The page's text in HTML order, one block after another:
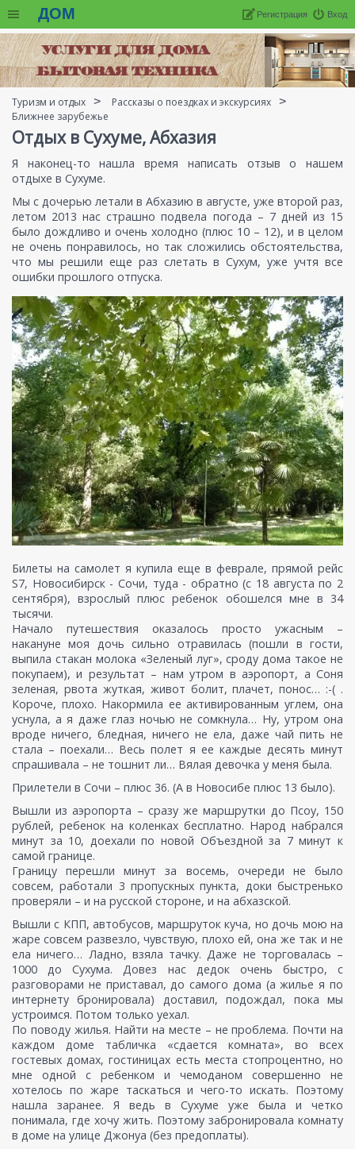
ДОМ Вход
Регистрация
Туризм и отдых
Рассказы о поездках и экскурсиях
Ближнее зарубежье
Отдых в Сухуме, Абхазия
Я наконец-то нашла время написать отзыв о нашем
отдыхе в Сухуме.
Мы с дочерью летали в Абхазию в августе, уже второй раз,
летом 2013 нас страшно подвела погода – 7 дней из 15
было дождливо и очень холодно (плюс 10 – 12), и в целом
не очень понравилось, но так сложились обстоятельства,
что мы решили еще раз слетать в Сухум, уже учтя все
ошибки прошлого отпуска.
Билеты на самолет я купила еще в феврале, прямой рейс
S7, Новосибирск - Сочи, туда - обратно (с 18 августа по 2
сентября), взрослый плюс ребенок обошелся мне в 34
тысячи.
Начало путешествия оказалось просто ужасным –
накануне моя дочь сильно отравилась (пошли в гости,
выпила стакан молока «Зеленый луг», сроду дома такое не
покупаем), и результат – нам утром в аэропорт, а Соня
зеленая, рвота жуткая, живот болит, плачет, понос… :-( .
Короче, плохо. Накормила ее активированным углем, она
уснула, а я даже глаз ночью не сомкнула… Ну, утром она
вроде ничего, бледная, ничего не ела, даже чай пить не
стала – поехали… Весь полет я ее каждые десять минут
спрашивала – не тошнит ли… Вялая девочка у меня была.
Прилетели в Сочи – плюс 36. (А в Новосибе плюс 13 было).
Вышли из аэропорта – сразу же маршрутки до Псоу, 150
рублей, ребенок на коленках бесплатно. Народ набрался
минут за 10, доехали по новой Объездной за 7 минут к
самой границе.
Границу перешли минут за восемь, очереди не было
совсем, работали 3 пропускных пункта, доки быстренько
проверяли – и на русской стороне, и на абхазской.
Вышли с КПП, автобусов, маршруток куча, но дочь мою на
жаре совсем развезло, чувствую, плохо ей, она же так и не
ела ничего… Ладно, взяла тачку. Даже не торговалась –
1000 до Сухума. Довез нас дедок очень быстро, с
разговорами не приставал, до самого дома (а жилье я по
интернету бронировала) доставил, подождал, пока мы
устроимся. Потом только уехал.
По поводу жилья. Найти на месте – не проблема. Почти на
каждом доме табличка «сдается комната», во всех
гостевых домах, гостиницах есть места стопроцентно, но
мне одной с ребенком и чемоданом совершенно не
хотелось по жаре таскаться и чего-то искать. Поэтому
нашла заранее. Я ведь в Сухуме уже была и четко
понимала, где хочу жить. Поэтому забронировала комнату
в доме на улице Джонуа (без предоплаты).